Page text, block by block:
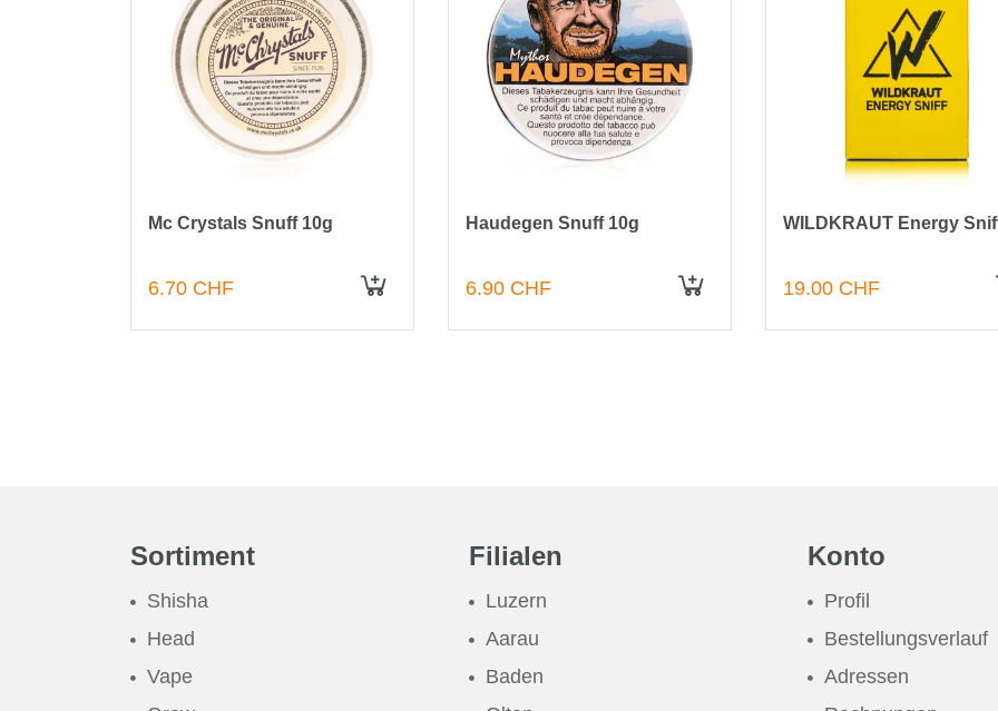
Mc Crystals Snuff 10g
6.70 CHF
Haudegen Snuff 10g
6.90 CHF
WILDKRAUT Energy
19.00 CHF
Sortiment
Shisha
Head
Vape
Filialen
Luzern
Aarau
Baden
Konto
Profil
Bestellungsverlauf
Adressen